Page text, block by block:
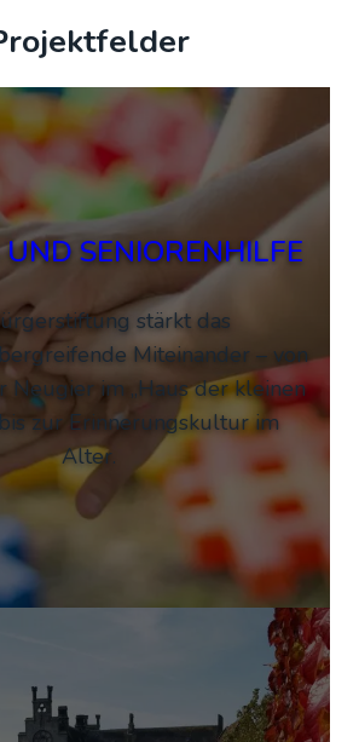
SENIORENHILFE
stärkt das
Miteinander – von
Neugier im „Haus der kleinen
zur Erinnerungskultur im
Alter.